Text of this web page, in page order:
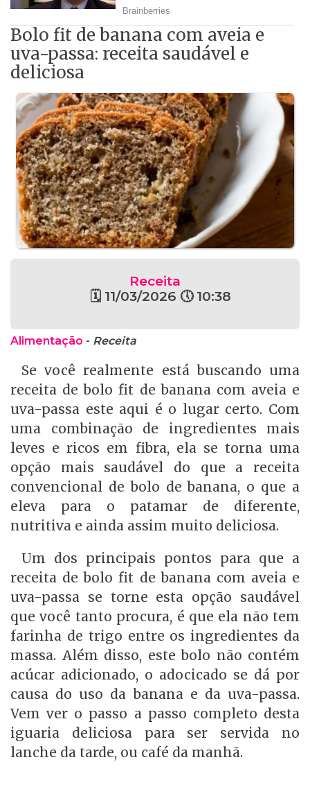
Bolo fit de banana com aveia e
uva-passa: receita saudável e
deliciosa
Receita
🗓 11/03/2026 🕔 10:38
Alimentação - Receita
Se você realmente está buscando uma
receita de bolo fit de banana com aveia e
uva-passa este aqui é o lugar certo. Com
uma combinação de ingredientes mais
leves e ricos em fibra, ela se torna uma
opção mais saudável do que a receita
convencional de bolo de banana, o que a
eleva para o patamar de diferente,
nutritiva e ainda assim muito deliciosa.
Um dos principais pontos para que a
receita de bolo fit de banana com aveia e
uva-passa se torne esta opção saudável
que você tanto procura, é que ela não tem
farinha de trigo entre os ingredientes da
massa. Além disso, este bolo não contém
acúcar adicionado, o adocicado se dá por
causa do uso da banana e da uva-passa.
Vem ver o passo a passo completo desta
iguaria deliciosa para ser servida no
lanche da tarde, ou café da manhã.